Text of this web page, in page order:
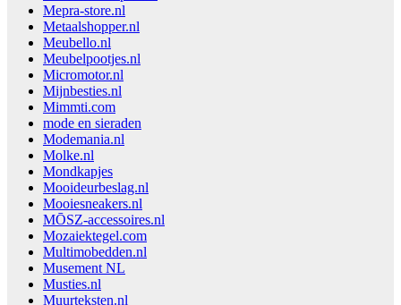
Mepra-store.nl
Metaalshopper.nl
Meubello.nl
Meubelpootjes.nl
Micromotor.nl
Mijnbesties.nl
Mimmti.com
mode en sieraden
Modemania.nl
Molke.nl
Mondkapjes
Mooideurbeslag.nl
Mooiesneakers.nl
MŌSZ-accessoires.nl
Mozaiektegel.com
Multimobedden.nl
Musement NL
Musties.nl
Muurteksten.nl